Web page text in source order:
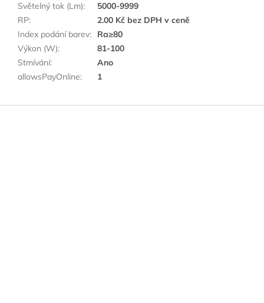
Světelný tok (Lm):
5000-9999
RP:
2.00 Kč bez DPH v ceně
Index podání barev:
Ra≥80
Výkon (W):
81-100
Stmívání:
Ano
allowsPayOnline: 1